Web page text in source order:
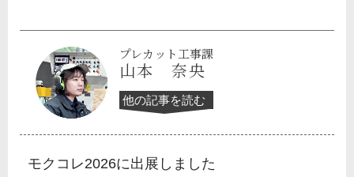
プレカット工事課
山本 奈央
他の記事を読む
モクコレ2026に出展しました